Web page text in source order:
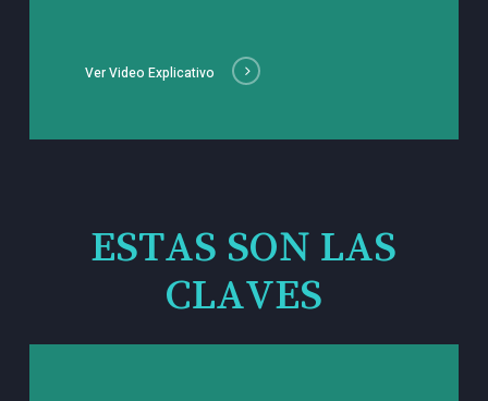
Ver Video Explicativo
ESTAS SON LAS
CLAVES